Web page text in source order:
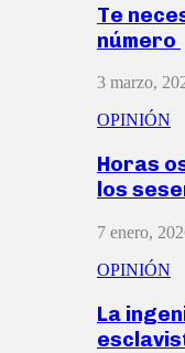
Te
número
3 marzo,
OPINIÓN
Horas
los
7 enero,
OPINIÓN
La